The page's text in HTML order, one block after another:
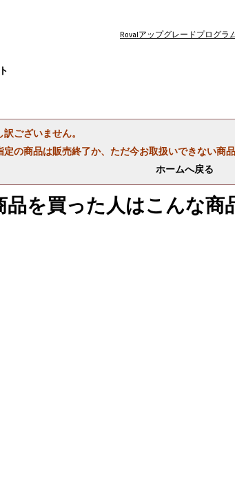
Rovalアップグレードプログラ
訳ございません。
定の商品は販売終了か、ただ今お取扱いできない商品
ホームへ戻る
品を買った人はこんな商